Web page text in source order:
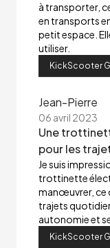
à transporter,
en transports
petit espace.
utiliser.
KickScooter
Jean-Pierre
06 avril 2023
Une
pour les
Je suis
trottinette
manœuvrer, ce
trajets
autonomie et
KickScooter